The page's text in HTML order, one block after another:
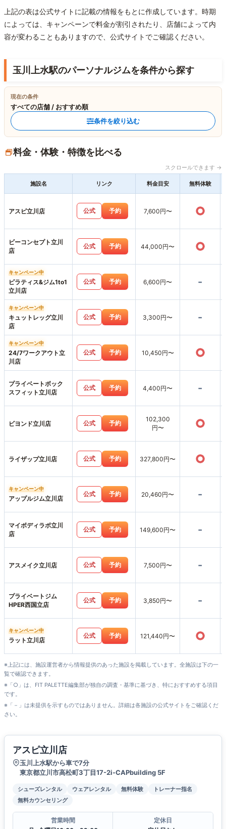
上記の表は公式サイトに記載の情報をもとに作成しています。時期
によっては、キャンペーンで料金が割引されたり、店舗によって内
容が変わることもありますので、公式サイトでご確認ください。
玉川上水駅のパーソナルジムを条件から探す
現在の条件
すべての店舗 / おすすめ順
条件を絞り込む
料金・体験・特徴を比べる
スクロールできます →
施設名 リンク 料金目安 無料体験
アスピ立川店 公式 予約 7,600円〜 ○
ビーコンセプト立川
店
公式 予約 44,000円〜 ○
キャンペーン中
ピラティス&ジム1to1
立川店
公式 予約 6,600円〜 -
キャンペーン中
キュットレッグ立川
店
公式 予約 3,300円〜 -
キャンペーン中
24/7ワークアウト立
川店
公式 予約 10,450円〜 ○
プライベートボック
スフィット立川店
公式 予約 4,400円〜 -
ビヨンド立川店 公式 予約
102,300
円〜
○
ライザップ立川店 公式 予約 327,800円〜 ○
キャンペーン中
アップルジム立川店
公式 予約 20,460円〜 -
マイボディラボ立川
店
公式 予約 149,600円〜 -
アスメイク立川店 公式 予約 7,500円〜 -
プライベートジム
HPER西国立店
公式 予約 3,850円〜 -
キャンペーン中
ラット立川店
公式 予約 121,440円〜 ○
※上記には、施設運営者から情報提供のあった施設を掲載しています。全施設は下の一
覧で確認できます。
※「○」は、FIT PALETTE編集部が独自の調査・基準に基づき、特におすすめする項目
です。
※「－」は未提供を示すものではありません。詳細は各施設の公式サイトをご確認くだ
さい。
アスピ立川店
玉川上水駅から車で7分
東京都立川市高松町3丁目17-2i-CAPbuilding 5F
シューズレンタル ウェアレンタル 無料体験
トレーナー指名
無料カウンセリング
営業時間
定休日